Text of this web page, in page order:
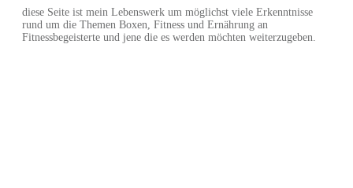
diese Seite ist mein Lebenswerk um möglichst viele Erkenntnisse
rund um die Themen Boxen, Fitness und Ernährung an
Fitnessbegeisterte und jene die es werden möchten weiterzugeben.